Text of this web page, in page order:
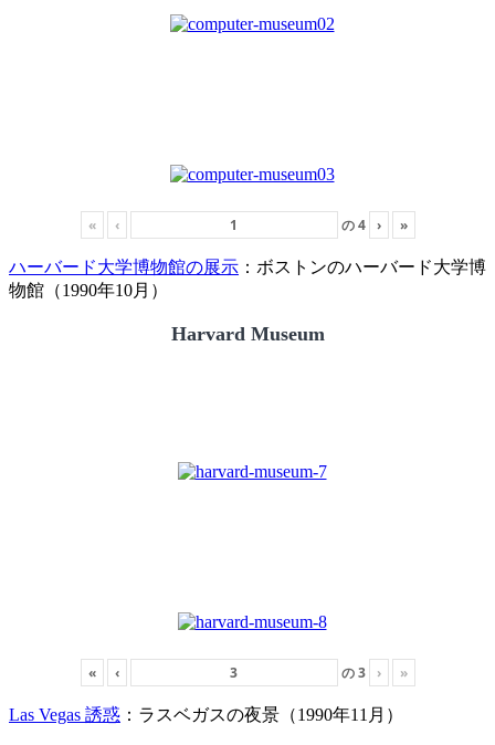
« ‹ の4 › »
ハーバード大学博物館の展示 ：ボストンのハーバード大学博
物館（1990年10月）
Harvard Museum
« ‹ の3 › »
Las Vegas 誘惑 ：ラスベガスの夜景（1990年11月）